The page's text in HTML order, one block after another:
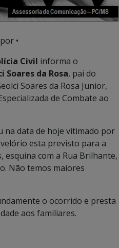
•
Civil informa o
Soares da Rosa, pai do
Soares da Rosa Junior,
de Combate ao
na data de hoje vitimado por
esta previsto para a
esquina com a Rua Brilhante,
Não temos maiores
o ocorrido e presta
aos familiares.